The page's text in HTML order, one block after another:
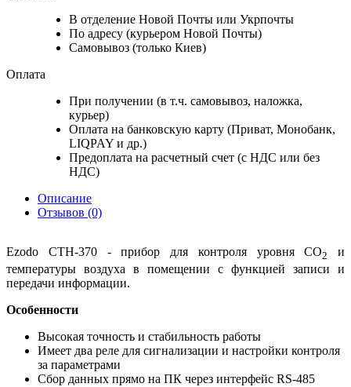
В отделение Новой Почты или Укрпочты
По адресу (курьером Новой Почты)
Самовывоз (только Киев)
Оплата
При получении (в т.ч. самовывоз, наложка,
курьер)
Оплата на банковскую карту (Приват, Монобанк,
LIQPAY и др.)
Предоплата на расчетный счет (с НДС или без
НДС)
Описание
Отзывов (0)
Ezodo CTH-370 - прибор для контроля уровня СО2
и
температуры воздуха в помещении с функцией записи
и
передачи информации.
Особенности
Высокая точность и стабильность работы
Имеет два реле для сигнализации и настройки контроля
за параметрами
Сбор данных прямо на ПК через интерфейс RS-485